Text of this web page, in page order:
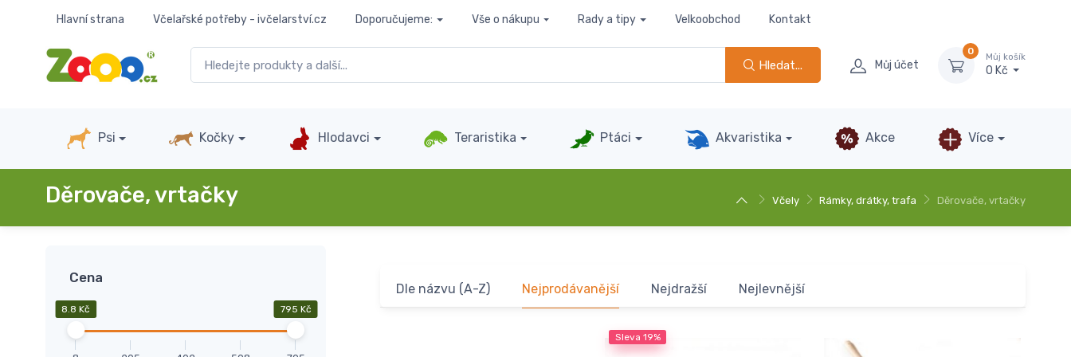
Hlavní strana Včelařské potřeby - ivčelarství.cz Doporučujeme: Vše o nákupu Rady a tipy Velkoobchod Kontakt
Hledat... Můj účet
0
Můj košík
0 Kč
Psi Kočky Hlodavci Teraristika Ptáci Akvaristika Akce Více
Včely Rámky, drátky, trafa Děrovače, vrtačky
Děrovače, vrtačky
Cena
8.8 Kč 795 Kč
Dle názvu (A-Z) Nejprodávanější Nejdražší Nejlevnější
Sleva 19%